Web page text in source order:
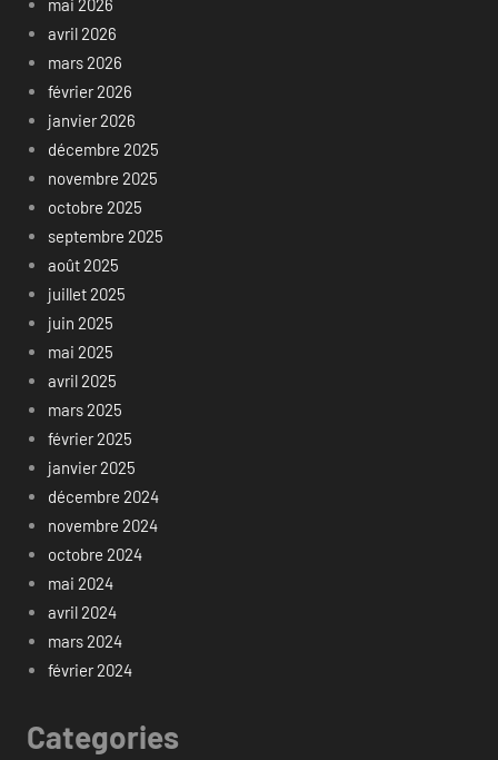
mai 2026
avril 2026
mars 2026
février 2026
janvier 2026
décembre 2025
novembre 2025
octobre 2025
septembre 2025
août 2025
juillet 2025
juin 2025
mai 2025
avril 2025
mars 2025
février 2025
janvier 2025
décembre 2024
novembre 2024
octobre 2024
mai 2024
avril 2024
mars 2024
février 2024
Categories